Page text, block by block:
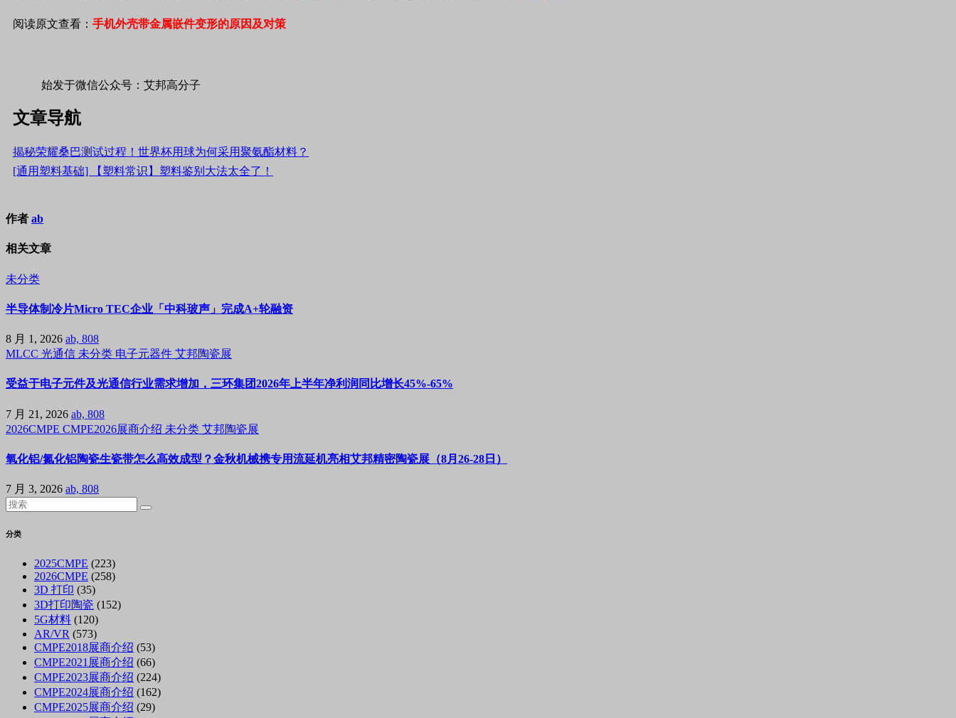
阅读原文查看： 手机外壳带金属嵌件变形的原因及对策
始发于微信公众号：艾邦高分子
文章导航
揭秘荣耀桑巴测试过程！世界杯用球为何采用聚氨酯材料？
[通用塑料基础] 【塑料常识】塑料鉴别大法太全了！
作者 ab
相关文章
未分类
半导体制冷片Micro TEC企业「中科玻声」完成A+轮融资
8 月 1, 2026 ab, 808
MLCC 光通信 未分类 电子元器件 艾邦陶瓷展
受益于电子元件及光通信行业需求增加，三环集团2026年上半年净利润同比增长45%-65%
7 月 21, 2026 ab, 808
2026CMPE CMPE2026展商介绍 未分类 艾邦陶瓷展
氧化铝/氮化铝陶瓷生瓷带怎么高效成型？金秋机械携专用流延机亮相艾邦精密陶瓷展（8月26-28日）
7 月 3, 2026 ab, 808
分类
2025CMPE (223)
2026CMPE (258)
3D 打印 (35)
3D打印陶瓷 (152)
5G材料 (120)
AR/VR (573)
CMPE2018展商介绍 (53)
CMPE2021展商介绍 (66)
CMPE2023展商介绍 (224)
CMPE2024展商介绍 (162)
CMPE2025展商介绍 (29)